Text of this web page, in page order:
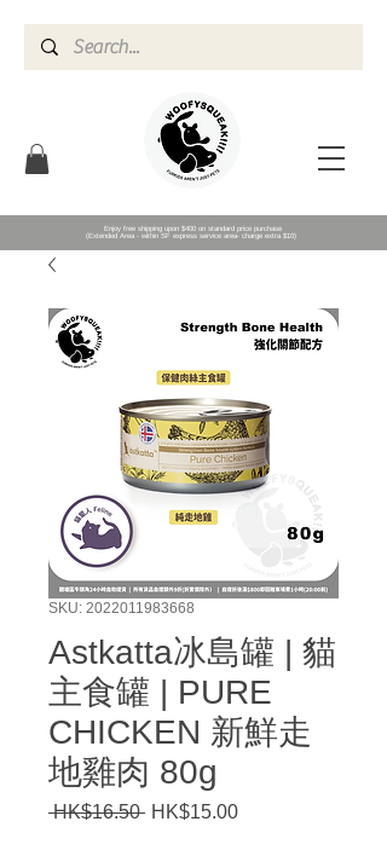
Enjoy free shipping upon $400 on standard price purchase
(Extended Area - within SF express service area- charge extra $10)
SKU: 2022011983668
Astkatta冰島罐 | 貓
主食罐 | PURE
CHICKEN 新鮮走
地雞肉 80g
HK$16.50 Regular
HK$15.00Sale